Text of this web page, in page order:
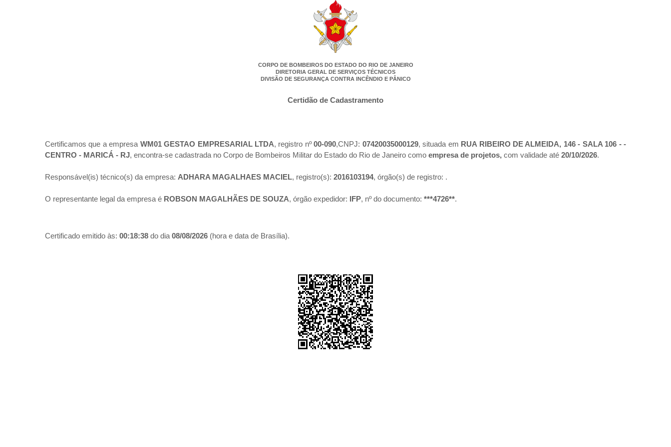
CORPO DE BOMBEIROS DO ESTADO DO RIO DE JANEIRO
DIRETORIA GERAL DE SERVIÇOS TÉCNICOS
DIVISÃO DE SEGURANÇA CONTRA INCÊNDIO E PÂNICO
Certidão de Cadastramento
Certificamos que a empresa WM01 GESTAO EMPRESARIAL LTDA, registro nº00-090,CNPJ: 07420035000129, situada em RUA RIBEIRO DE ALMEIDA, 146 - SALA 106 - -
CENTRO - MARICÁ - RJ, encontra-se cadastrada no Corpo de Bombeiros Militar do Estado do Rio de Janeiro como empresa de projetos, com validade até 20/10/2026.
Responsável(is) técnico(s) da empresa: ADHARA MAGALHAES MACIEL, registro(s): 2016103194, órgão(s) de registro: .
O representante legal da empresa é ROBSON MAGALHÃES DE SOUZA, órgão expedidor: IFP, nº do documento: ***4726**.
Certificado emitido às: 00:18:38 do dia 08/08/2026 (hora e data de Brasília).